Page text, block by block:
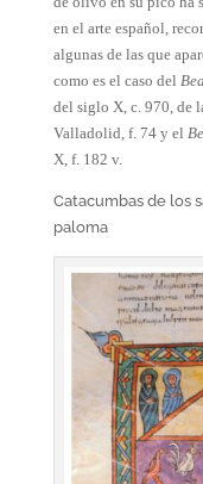
en el arte español,
algunas de las que
como es el caso del
del siglo X, c. 970, de
Valladolid, f. 74 y el
X, f. 182 v.
Catacumbas de los
paloma